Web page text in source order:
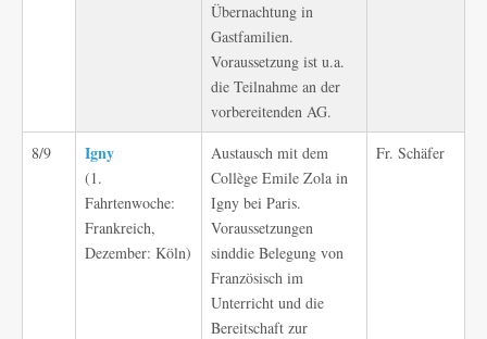
Übernachtung in
Gastfamilien.
Voraussetzung ist u.a.
die Teilnahme an der
vorbereitenden AG.
8/9 Igny
(1.
Fahrtenwoche:
Frankreich,
Dezember: Köln)
Austausch mit dem
Collège Emile Zola in
Igny bei Paris.
Voraussetzungen
sinddie Belegung von
Französisch im
Unterricht und die
Bereitschaft zur
Fr. Schäfer